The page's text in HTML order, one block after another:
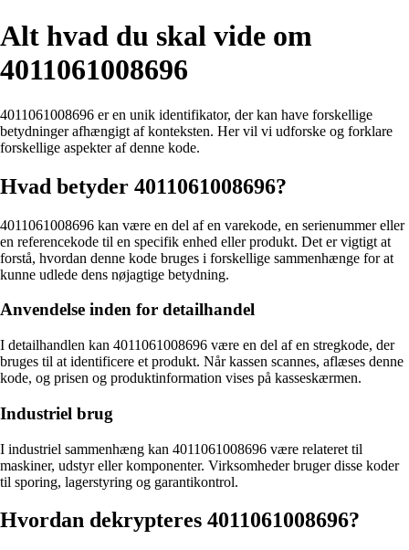
Alt hvad du skal vide om
4011061008696
4011061008696 er en unik identifikator, der kan have forskellige
betydninger afhængigt af konteksten. Her vil vi udforske og forklare
forskellige aspekter af denne kode.
Hvad betyder 4011061008696?
4011061008696 kan være en del af en varekode, en serienummer eller
en referencekode til en specifik enhed eller produkt. Det er vigtigt at
forstå, hvordan denne kode bruges i forskellige sammenhænge for at
kunne udlede dens nøjagtige betydning.
Anvendelse inden for detailhandel
I detailhandlen kan 4011061008696 være en del af en stregkode, der
bruges til at identificere et produkt. Når kassen scannes, aflæses denne
kode, og prisen og produktinformation vises på kasseskærmen.
Industriel brug
I industriel sammenhæng kan 4011061008696 være relateret til
maskiner, udstyr eller komponenter. Virksomheder bruger disse koder
til sporing, lagerstyring og garantikontrol.
Hvordan dekrypteres 4011061008696?